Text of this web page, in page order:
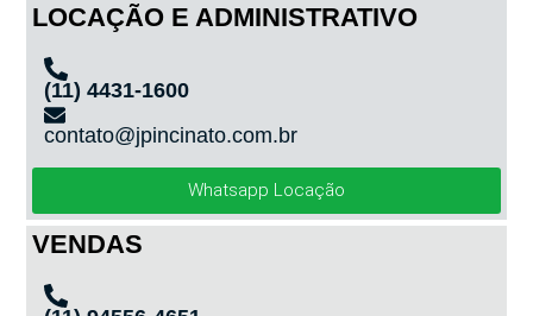
LOCAÇÃO E ADMINISTRATIVO
(11) 4431-1600
contato@jpincinato.com.br
Whatsapp Locação
VENDAS